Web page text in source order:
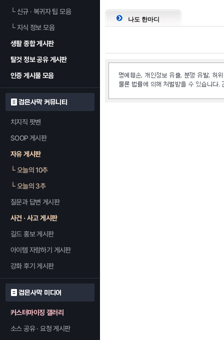
└신규 · 복귀자 팁 모음
└지식 정보 모음
생활 종합 게시판
탈것 정보 공유 게시판
인증 게시물 모음
검은사막 커뮤니티
치지직 팟벤
SOOP 게시판
자유 게시판
└오늘의 10추
└오늘의 3추
질문과 답변 게시판
사건 · 사고 게시판
길드 홍보 게시판
아이템 자랑하기 게시판
강화 후기 게시판
검은사막 미디어
커스터마이징 갤러리
소스 공유 · 요청 게시판
나도 한마디